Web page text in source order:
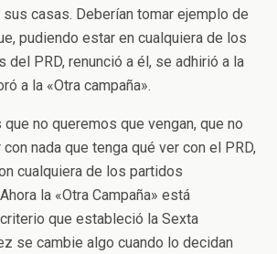
casas. Deberían tomar ejemplo de
pudiendo estar en cualquiera de los
PRD, renunció a él, se adhirió a la
a la «Otra campaña».
no queremos que vengan, que no
nada que tenga qué ver con el PRD,
cualquiera de los partidos
la «Otra Campaña» está
que estableció la Sexta
se cambie algo cuando lo decidan